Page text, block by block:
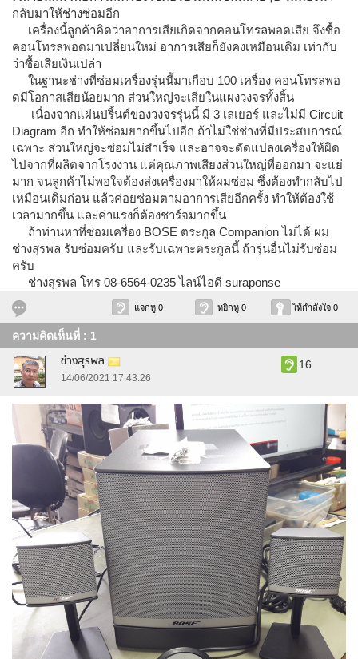
กลับมาให้ช่างซ่อมอีก
เครื่องนี้ลูกค้าคิดว่าอาการเสียเกิดจากคอนโทรลพอดเสีย จึงซื้อ
คอนโทรลพอดมาเปลี่ยนใหม่ อาการเสียก็ยังคงเหมือนเดิม เท่ากับ
ว่าซื้อเสียเงินเปล่า
ในฐานะช่างที่ซ่อมเครื่องรุ่นนี้มาเกือบ 100 เครื่อง คอนโทรลพอ
ดมีโอกาสเสียน้อยมาก ส่วนใหญ่จะเสียในแผงวงจรทั้งสิ้น
เนื่องจากแผ่นปริ้นต์ของวงจรรุ่นนี้ มี 3 เลเยอร์ และไม่มี Circuit
Diagram อีก ทำให้ซ่อมยากขึ้นไปอีก ถ้าไม่ใช่ช่างที่มีประสบการณ์
เฉพาะ ส่วนใหญ่จะซ่อมไม่สำเร็จ และอาจจะดัดแปลงเครื่องให้ผิด
ไปจากที่ผลิตจากโรงงาน แต่คุณภาพเสียงส่วนใหญ่ที่ออกมา จะแย่
มาก จนลูกค้าไม่พอใจต้องส่งเครื่องมาให้ผมซ่อม ซึ่งต้องทำกลับไป
เหมือนเดิมก่อน แล้วค่อยซ่อมตามอาการเสียอีกครั้ง ทำให้ต้องใช้
เวลามากขึ้น และค่าแรงก็ต้องชาร์จมากขึ้น
ถ้าท่านหาที่ซ่อมเครื่อง BOSE ตระกูล Companion ไม่ได้ ผม
ช่างสุรพล รับซ่อมครับ และรับเฉพาะตระกูลนี้ ถ้ารุ่นอื่นไม่รับซ่อม
ครับ
ช่างสุรพล โทร 08-6564-0235 ไลน์ไอดี suraponse
แจกหู 0 หยิกหู 0 ให้กำลังใจ 0
ความคิดเห็นที่ : 1
ช่างสุรพล
14/06/2021 17:43:26
16